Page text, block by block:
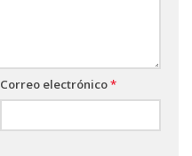
Correo electrónico*